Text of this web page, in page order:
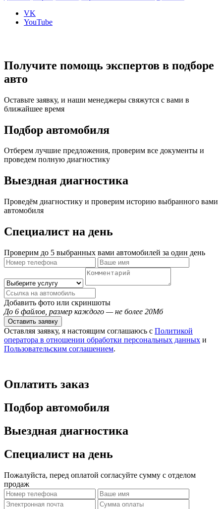
VK
YouTube
Получите помощь экспертов в подборе
авто
Оставьте заявку, и наши менеджеры свяжутся с вами в
ближайшее время
Подбор автомобиля
Отберем лучшие предложения, проверим все документы и
проведем полную диагностику
Выездная диагностика
Проведём диагностику и проверим историю выбранного вами
автомобиля
Специалист на день
Проверим до 5 выбранных вами автомобилей за один день
Добавить фото или скриншоты
До 6 файлов, размер каждого — не более 20Мб
Оставить заявку
Оставляя заявку, я настоящим соглашаюсь с Политикой
оператора в отношении обработки персональных данных и
Пользовательским соглашением.
Оплатить заказ
Подбор автомобиля
Выездная диагностика
Специалист на день
Пожалуйста, перед оплатой согласуйте сумму с отделом
продаж